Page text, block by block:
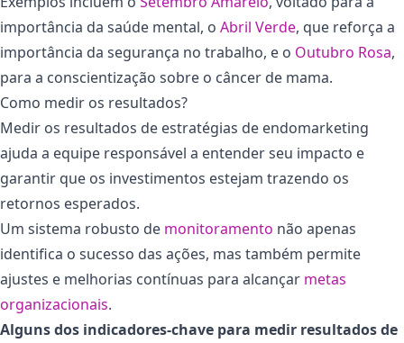
importância da saúde mental, o Abril Verde, que reforça a
importância da segurança no trabalho, e o Outubro Rosa,
para a conscientização sobre o câncer de mama.
Como medir os resultados?
Medir os resultados de estratégias de endomarketing
ajuda a equipe responsável a entender seu impacto e
garantir que os investimentos estejam trazendo os
retornos esperados.
Um sistema robusto de monitoramento não apenas
identifica o sucesso das ações, mas também permite
ajustes e melhorias contínuas para alcançar metas
organizacionais.
Alguns dos indicadores-chave para medir resultados de